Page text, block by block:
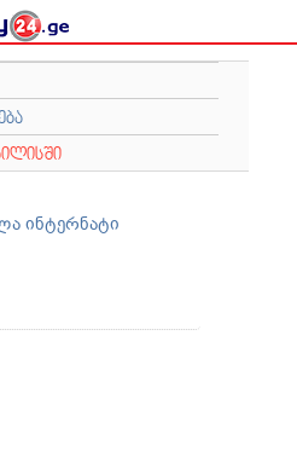
ინტერნატი